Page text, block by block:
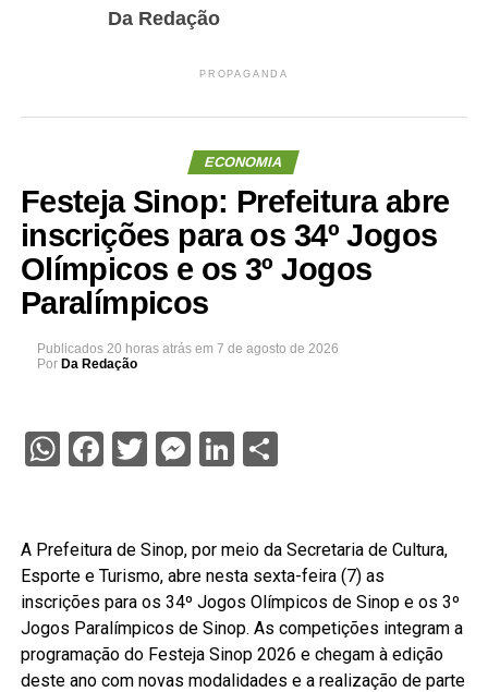
Da Redação
PROPAGANDA
ECONOMIA
Festeja Sinop: Prefeitura abre
inscrições para os 34º Jogos
Olímpicos e os 3º Jogos
Paralímpicos
Publicados 20 horas atrás em 7 de agosto de 2026
Por Da Redação
WhatsApp
Facebook
Twitter
Messenger
LinkedIn
Share
A Prefeitura de Sinop, por meio da Secretaria de Cultura,
Esporte e Turismo, abre nesta sexta-feira (7) as
inscrições para os 34º Jogos Olímpicos de Sinop e os 3º
Jogos Paralímpicos de Sinop. As competições integram a
programação do Festeja Sinop 2026 e chegam à edição
deste ano com novas modalidades e a realização de parte